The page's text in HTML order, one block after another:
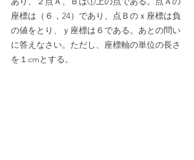
座標は（６，24）であり、点Ｂのｘ座標は負
の値をとり、ｙ座標は６である。あとの問い
に答えなさい。ただし、座標軸の単位の長さ
を１cmとする。